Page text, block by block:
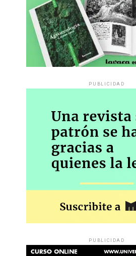
PUBLICIDAD
PUBLICIDAD